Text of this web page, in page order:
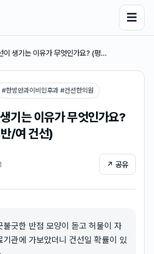
☰
이 생기는 이유가 무엇인가요? (평…
#한방안과이비인후과 #건선한의원
기는 이유가 무엇인가요?
/여 건선)
↗ 공유
불긋한 반점 모양이 돋고 허물이 자
관에 가보았더니 건선일 확률이 있